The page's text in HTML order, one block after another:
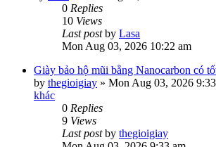
0 Replies
10 Views
Last postby Lasa
Mon Aug 03, 2026 10:22 am
Giày bảo hộ mũi bằng Nanocarbon có
by thegioigiay » Mon Aug 03, 2026
khác
0 Replies
9 Views
Last postby thegioigiay